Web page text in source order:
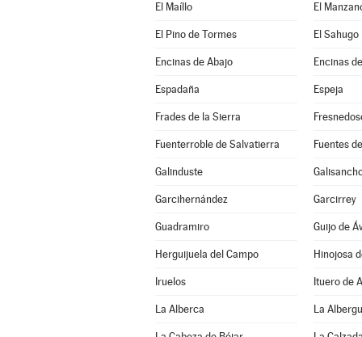
El Maíllo El
El Pino de Tormes El Sahugo
Encinas de Abajo Encinas
Espadaña Espeja
Frades de la Sierra
Fuenterroble de Salvatierra Fuentes
Galinduste
Garcihernández Garcirrey
Guadramiro Guijo de
Herguijuela del Campo Hinojosa
Iruelos Ituero de
La Alberca La